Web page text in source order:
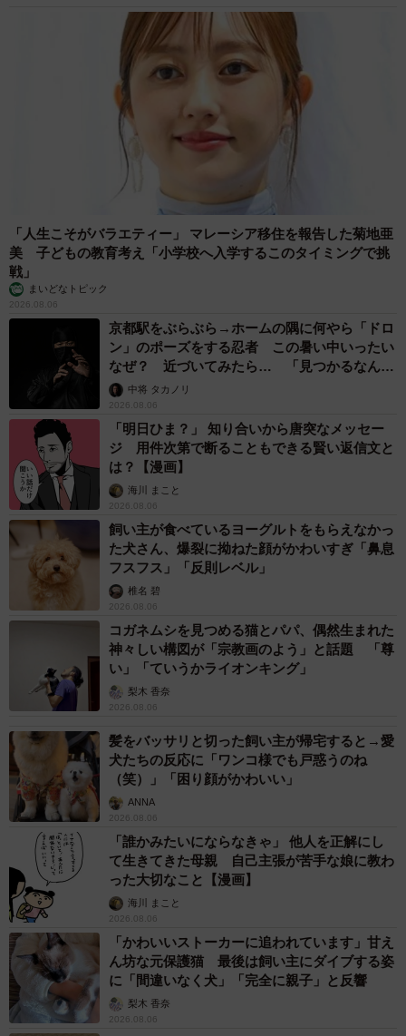
「人生こそがバラエティー」 マレーシア移住を報告した菊地亜
美 子どもの教育考え「小学校へ入学するこのタイミングで挑
戦」
まいどなトピック
2026.08.06
京都駅をぶらぶら→ホームの隅に何やら「ドロ
ン」のポーズをする忍者 この暑い中いったい
なぜ？ 近づいてみたら… 「見つかるなんて
未熟」中将 タカノリ
2026.08.06
「明日ひま？」 知り合いから唐突なメッセー
ジ 用件次第で断ることもできる賢い返信文と
は？【漫画】
海川 まこと
2026.08.06
飼い主が食べているヨーグルトをもらえなかっ
た犬さん、爆裂に拗ねた顔がかわいすぎ「鼻息
フスフス」「反則レベル」
椎名 碧
2026.08.06
コガネムシを見つめる猫とパパ、偶然生まれた
神々しい構図が「宗教画のよう」と話題 「尊
い」「ていうかライオンキング」
梨木 香奈
2026.08.06
髪をバッサリと切った飼い主が帰宅すると→愛
犬たちの反応に「ワンコ様でも戸惑うのね
（笑）」「困り顔がかわいい」
ANNA
2026.08.06
「誰かみたいにならなきゃ」 他人を正解にし
て生きてきた母親 自己主張が苦手な娘に教わ
った大切なこと【漫画】
海川 まこと
2026.08.06
「かわいいストーカーに追われています」甘え
ん坊な元保護猫 最後は飼い主にダイブする姿
に「間違いなく犬」「完全に親子」と反響
梨木 香奈
2026.08.06